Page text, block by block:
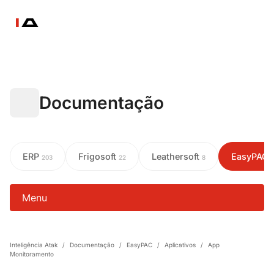
Documentação
ERP 203 Frigosoft 22 Leathersoft 8 EasyPAC
Menu
Inteligência Atak / Documentação / EasyPAC / Aplicativos /
App
Monitoramento